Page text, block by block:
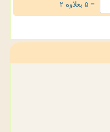
= ۵ بعلاوه ۲